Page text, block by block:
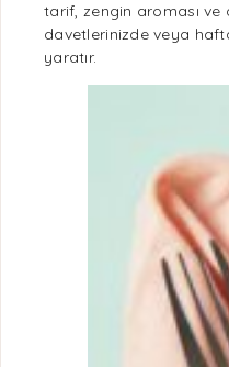
tarif, zengin aroması ve
davetlerinizde veya
yaratır.